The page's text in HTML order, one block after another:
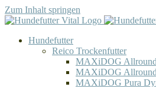
Zum Inhalt springen
Hundefutter
Reico Trockenfutter
MAXiDOG
MAXiDOG
MAXiDOG Pura